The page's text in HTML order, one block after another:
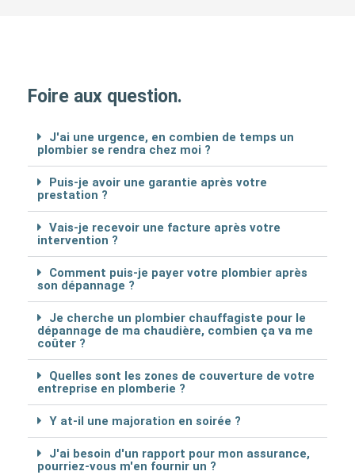
Foire aux question.
J'ai une urgence, en combien de temps un
plombier se rendra chez moi ?
Puis-je avoir une garantie après votre
prestation ?
Vais-je recevoir une facture après votre
intervention ?
Comment puis-je payer votre plombier après
son dépannage ?
Je cherche un plombier chauffagiste pour le
dépannage de ma chaudière, combien ça va me
coûter ?
Quelles sont les zones de couverture de votre
entreprise en plomberie ?
Y at-il une majoration en soirée ?
J'ai besoin d'un rapport pour mon assurance,
pourriez-vous m'en fournir un ?